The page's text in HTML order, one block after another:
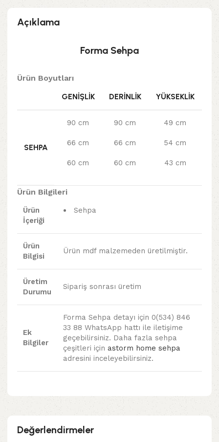
Açıklama
Forma Sehpa
Ürün Boyutları
GENIŞLIK
DERINLIK YÜKSEKLIK
SEHPA
90 cm
66 cm
60 cm
90 cm
66 cm
60 cm
49 cm
54 cm
43 cm
Ürün Bilgileri
Ürün
İçeriği
Sehpa
Ürün
Bilgisi
Ürün mdf malzemeden üretilmiştir.
Üretim
Durumu
Sipariş sonrası üretim
Ek
Bilgiler
Forma Sehpa detayı için 0(534) 846
33 88 WhatsApp hattı ile iletişime
geçebilirsiniz. Daha fazla sehpa
çeşitleri için astorm home sehpa
adresini inceleyebilirsiniz.
Değerlendirmeler